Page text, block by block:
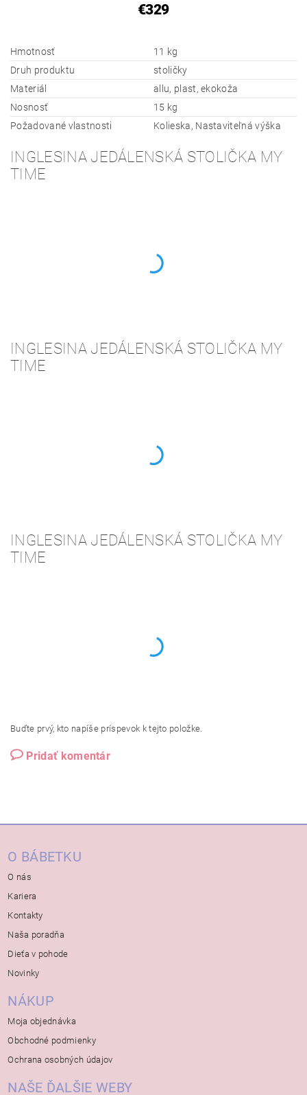
€329
Hmotnosť
11 kg
Druh produktu
stoličky
Materiál
allu, plast, ekokoža
Nosnosť
15 kg
Požadované vlastnosti
Kolieska, Nastaviteľná výška
INGLESINA JEDÁLENSKÁ STOLIČKA MY
TIME
INGLESINA JEDÁLENSKÁ STOLIČKA MY
TIME
INGLESINA JEDÁLENSKÁ STOLIČKA MY
TIME
Buďte prvý, kto napíše príspevok k tejto položke.
Pridať komentár
O BÁBETKU
O nás
Kariera
Kontakty
Naša poradňa
Dieťa v pohode
Novinky
NÁKUP
Moja objednávka
Obchodné podmienky
Ochrana osobných údajov
NAŠE ĎALŠIE WEBY